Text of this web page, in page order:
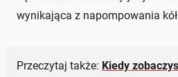
wynikająca z napompowania
Przeczytaj także: Kiedy